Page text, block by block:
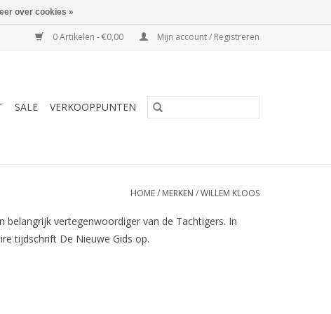
0 Artikelen - €0,00 Mijn account / Registreren
SALE VERKOOPPUNTEN
HOME/ MERKEN /WILLEM KLOOS
vertegenwoordiger van de Tachtigers. In
tijdschrift De Nieuwe Gids op.
over cookies »